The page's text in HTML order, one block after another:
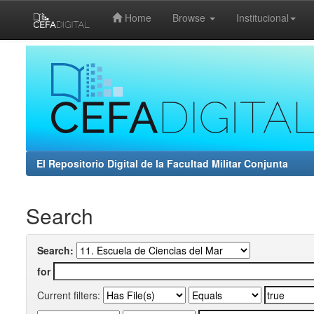
Home Browse Institucional
El Repositorio Digital de la Facultad Militar Conjunta
Search
Search:
for
Current filters: